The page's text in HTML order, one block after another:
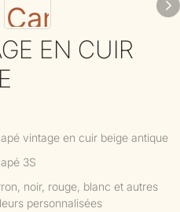
EN CUIR
vintage en cuir beige antique
3S
noir, rouge, blanc et autres
personnalisées